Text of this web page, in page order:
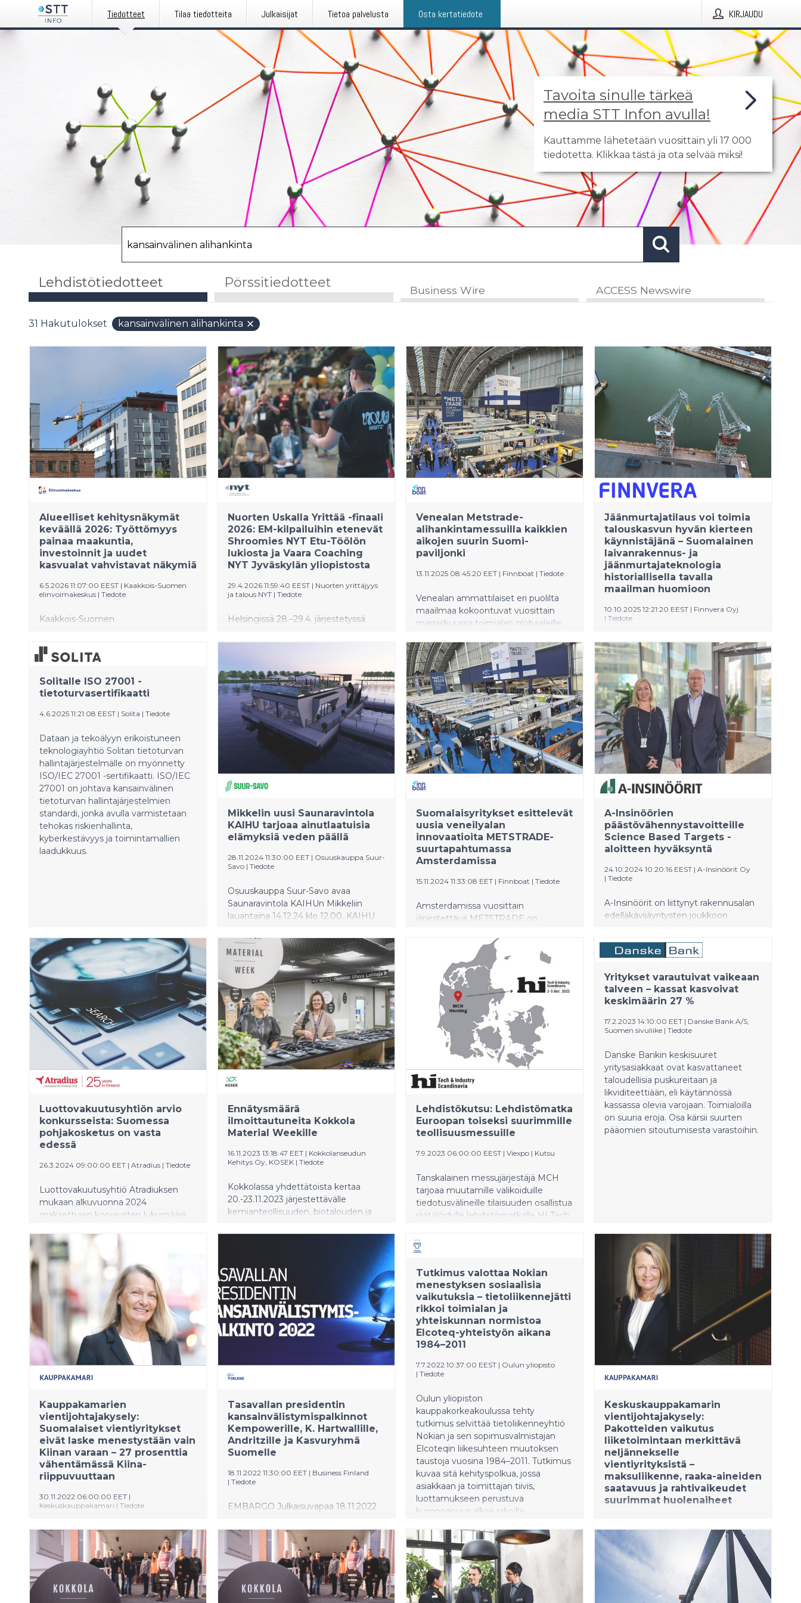
Tiedotteet Tilaa tiedotteita Julkaisijat Tietoa palvelusta Osta kertatiedote KIRJAUDU
Tavoita sinulle tärkeä
media STT Infon avulla!
Kauttamme lähetetään vuosittain yli 17 000
tiedotetta. Klikkaa tästä ja ota selvää miksi!
Lehdistötiedotteet Pörssitiedotteet Business Wire ACCESS Newswire
31 Hakutulokset kansainvälinen alihankinta
Alueelliset kehitysnäkymät
keväällä 2026: Työttömyys
painaa maakuntia,
investoinnit ja uudet
kasvualat vahvistavat näkymiä
6.5.2026 11:07:00 EEST | Kaakkois-Suomen
elinvoimakeskus | Tiedote
Kaakkois-Suomen
(Etelä-Karjala, Kymenlaakso ja Päijät-
Häme) kehitysnäkymiä leimaa
työttömyys on kasvanut ja
rakennemuutos rasittaa
mittavat investoinnit ja vahvistuva
alueiden elinvoiman uudistumiselle ja
tulevalle kasvulle. Arviot perustuvat
tänään (6.5.) julkaistuun Alueelliset
kehitysnäkymät keväällä 2026-
katsaukseen, joka kokoaa
maakunnittain aluekehittäjien
näkemykset alueiden nykytilasta sekä
lähiajan näkymistä.
Nuorten Uskalla Yrittää -finaali
2026: EM-kilpailuihin etenevät
Shroomies NYT Etu-Töölön
lukiosta ja Vaara Coaching
NYT Jyväskylän yliopistosta
29.4.2026 11:59:40 EEST | Nuorten yrittäjyys
ja talous NYT | Tiedote
Helsingissä 28.–29.4. järjestetyssä
parhaiksi NYT-yrityksiksi valittiin
Shroomies NYT sekä stressinhallintaa
tukevia valmennuksia tarjoava Vaara
Coaching NYT. Suomen suurimman
nuorten yrittäjyyskilpailun finaaliin
osallistui yhteensä 55 yritystä ja noin
170 nuorta peruskouluista, toiselta ja
korkea-asteelta eri puolilta Suomea.
Tapahtumassa palkittiin myös
kilpailussa. Tapahtuman järjesti
Nuorten yrittäjyys ja talous NYT.
Venealan Metstrade-
alihankintamessuilla kaikkien
aikojen suurin Suomi-
paviljonki
13.11.2025 08:45:20 EET | Finnboat | Tiedote
Venealan ammattilaiset eri puolilta
maailmaa kokoontuvat vuosittain
marraskuussa toimialan globaaleille
Metstrade eroaa muista
venemessuista siinä, että se on
puhdas ammattilaistapahtuma, jossa
maailman venevalmistajat ja erilaiset
komponentti- ja tuotevalmistajat
kohtaavat.
Jäänmurtajatilaus voi toimia
talouskasvun hyvän kierteen
käynnistäjänä – Suomalainen
laivanrakennus- ja
jäänmurtajateknologia
historiallisella tavalla
maailman huomioon
10.10.2025 12:21:20 EEST | Finnvera Oyj
| Tiedote
Yhdysvaltain ja Suomen välinen
jäänmurtajasopimus voi osaltaan
käynnistää kasvun positiivisen
kierteen Suomen talouteen. Tilausten
saama kansainvälinen näkyvyys,
investoinnit ja työllisyysvaikutukset
kotimaassa nostattavat positiivisia
odotuksia tulevaisuuteen ja aktivoivat
yrityksiä, mikä toimii positiivisena
ulkoisena shokkina Suomen
taloudelle. Kasvupotentiaalin kannalta
on olennaista, että meriteollisuus ja
laivanrakennus ovat korkean
kotimainen arvonlisä on erittäin
korkea ja joka tuo kasvua laajan
alihankkijaverkoston kautta. Moni
palanen Suomen taloudessa puoltaa
tällä hetkellä investointien
käynnistämistä.
Solitalle ISO 27001 -
tietoturvasertifikaatti
4.6.2025 11:21:08 EEST | Solita | Tiedote
Dataan ja tekoälyyn erikoistuneen
teknologiayhtiö Solitan tietoturvan
hallintajärjestelmälle on myönnetty
ISO/IEC 27001 -sertifikaatti. ISO/IEC
27001 on johtava kansainvälinen
tietoturvan hallintajärjestelmien
standardi, jonka avulla varmistetaan
tehokas riskienhallinta,
kyberkestävyys ja toimintamallien
laadukkuus.
Mikkelin uusi Saunaravintola
KAIHU tarjoaa ainutlaatuisia
elämyksiä veden päällä
28.11.2024 11:30:00 EET | Osuuskauppa Suur-
Savo | Tiedote
Osuuskauppa Suur-Savo avaa
Saunaravintola KAIHUn Mikkeliin
lauantaina 14.12.24 klo 12.00. KAIHU
ainutlaatuinen Suomessa. Täysin
kotimaista osaamista edustava
rakennus on jokaista yksityiskohtaa
myöten tarkoin suunniteltu sekä
kestävästi ja vastuullisesti rakennettu.
Suomalaisyritykset esittelevät
uusia veneilyalan
innovaatioita METSTRADE-
suurtapahtumassa
Amsterdamissa
15.11.2024 11:33:08 EET | Finnboat | Tiedote
Amsterdamissa vuosittain
järjestettävä METSTRADE on
alihankintapahtuma, jossa maailman
venevalmistajat ja erilaiset
komponentti- ja tuotevalmistajat
kohtaavat. Tänä vuonna RAI-
kongressikeskuksessa on 19.–21.
marraskuuta mukana lähes 20
suomalaisyritystä esittelemässä uusia
innovaatioitaan.
A-Insinöörien
päästövähennystavoitteille
Science Based Targets -
aloitteen hyväksyntä
24.10.2024 10:20:16 EEST | A-Insinöörit Oy
| Tiedote
A-Insinöörit on liittynyt rakennusalan
edelläkävijäyritysten joukkoon
vähentämiseen tieteeseen
perustuvat tavoitteet, jotka auttavat
1,5 asteeseen. Kansainvälinen Science
Based Targets -aloite (SBTi) on nyt
hyväksynyt tavoitteet.
Luottovakuutusyhtiön arvio
konkursseista: Suomessa
pohjakosketus on vasta
edessä
26.3.2024 09:00:00 EET | Atradius | Tiedote
Luottovakuutusyhtiö Atradiuksen
mukaan alkuvuonna 2024
maksettujen korvausten lukumäärä
Suomessa pahenee. Atradius
Suomen maajohtaja Juhani Laitala
kuitenkin sanoo, että kesän jälkeen
saatetaan nähdä positiivinen käänne.
Ennätysmäärä
ilmoittautuneita Kokkola
Material Weekille
16.11.2023 13:18:47 EET | Kokkolanseudun
Kehitys Oy, KOSEK | Tiedote
Kokkolassa yhdettätoista kertaa
20.-23.11.2023 järjestettävälle
kemianteollisuuden, biotalouden ja
tutkimusta ja kehitystä esittelevälle
osallistujia. Viikon aikana järjestettävät
seitsemän sessiota ovat houkutelleet
paikan päälle ilmoittautuneita jo yli
1500. Koska seminaariviikon sisältöjä
voi verkostoitumistapahtuma
Industry Meeting Pointia lukuun
kokonaismäärä olemaan vielä tätäkin
Lehdistökutsu: Lehdistömatka
Euroopan toiseksi suurimmille
teollisuusmessuille
7.9.2023 06:00:00 EEST | Viexpo | Kutsu
Tanskalainen messujärjestäjä MCH
tarjoaa muutamille valikoiduille
tiedotusvälineille tilaisuuden osallistua
räätälöidylle lehdistömatkalle HI Tech
Euroopan toiseksi suurimmat
teollisuusmessut järjestetään MCH
Tanskassa 3—5. lokakuuta 2023.
Messuilla esitellään uusimpia
tuotteita ja ratkaisuja viideltä eri
teollisuuden alalta. Varmista itsellesi
eturivin paikat katsaukselle alan
tulevaisuuteen– lue alta lisää
kahden päivän lehdistömatkasi.
Maksettuun matkaan sisältyvät
ohjatut kierrokset ja paljon muuta.
Yritykset varautuivat vaikeaan
talveen – kassat kasvoivat
keskimäärin 27 %
17.2.2023 14:10:00 EET | Danske Bank A/S,
Suomen sivuliike | Tiedote
Danske Bankin keskisuuret
yritysasiakkaat ovat kasvattaneet
taloudellisia puskureitaan ja
likviditeettiään, eli käytännössä
kassassa olevia varojaan. Toimialoilla
on suuria eroja. Osa kärsii suurten
pääomien sitoutumisesta varastoihin.
Kauppakamarien
vientijohtajakysely:
Suomalaiset vientiyritykset
eivät laske menestystään vain
Kiinan varaan – 27 prosenttia
vähentämässä Kiina-
riippuvuuttaan
30.11.2022 06:00:00 EET |
Keskuskauppakamari | Tiedote
Kauppakamarien tuoreimmasta
vientijohtajakyselystä selviää, että
suomalaiset vientiyritykset ovat
heränneet Kiinan kasvaviin riskeihin.
Kaikista kyselyyn vastanneista
vientiyrityksistä 27 prosenttia on joko
Tasavallan presidentin
kansainvälistymispalkinnot
Kempowerille, K. Hartwallille,
Andritzille ja Kasvuryhmä
Suomelle
18.11.2022 11:30:00 EET | Business Finland
| Tiedote
EMBARGO Julkaisuvapaa 18.11.2022
Niinistö on myöntänyt vuosittaisen
kansainvälistymispalkinnon
menestyville suomalaisyrityksille.
Vuoden 2022 tulokasyrityksenä
palkitaan sähköajoneuvojen
pikalatausratkaisujen tarjoaja
Tutkimus valottaa Nokian
menestyksen sosiaalisia
vaikutuksia – tietoliikennejätti
rikkoi toimialan ja
yhteiskunnan normistoa
Elcoteq-yhteistyön aikana
1984–2011
7.7.2022 10:37:00 EEST | Oulun yliopisto
| Tiedote
Oulun yliopiston
kauppakorkeakoulussa tehty
tutkimus selvittää tietoliikenneyhtiö
Nokian ja sen sopimusvalmistajan
Elcoteqin liikesuhteen muutoksen
taustoja vuosina 1984–2011. Tutkimus
kuvaa sitä kehityspolkua, jossa
asiakkaan ja toimittajan tiivis,
luottamukseen perustuva
kumppanuus alkaa rakoilla
vahvemman osapuolen strategisten
päätösten seurauksena.
Keskuskauppakamarin
vientijohtajakysely:
Pakotteiden vaikutus
liiketoimintaan merkittävä
neljännekselle
vientiyrityksistä –
maksuliikenne, raaka-aineiden
saatavuus ja rahtivaikeudet
suurimmat huolenaiheet
Keskuskauppakamari|Tiedote
Läntisen maailman Venäjää vastaan
asettamat pakotteet vaikuttavat
jollain tavoin lähes 90 prosenttiin
suomalaisista vientiyrityksistä, selviää